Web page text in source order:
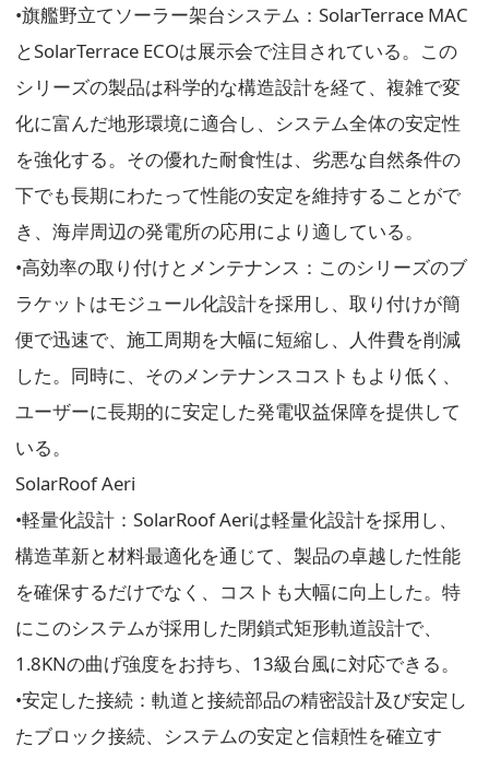
•旗艦野立てソーラー架台システム：SolarTerrace MAC
とSolarTerrace ECOは展示会で注目されている。この
シリーズの製品は科学的な構造設計を経て、複雑で変
化に富んだ地形環境に適合し、システム全体の安定性
を強化する。その優れた耐食性は、劣悪な自然条件の
下でも長期にわたって性能の安定を維持することがで
き、海岸周辺の発電所の応用により適している。
•高効率の取り付けとメンテナンス：このシリーズのブ
ラケットはモジュール化設計を採用し、取り付けが簡
便で迅速で、施工周期を大幅に短縮し、人件費を削減
した。同時に、そのメンテナンスコストもより低く、
ユーザーに長期的に安定した発電収益保障を提供して
いる。
SolarRoof Aeri
•軽量化設計：SolarRoof Aeriは軽量化設計を採用し、
構造革新と材料最適化を通じて、製品の卓越した性能
を確保するだけでなく、コストも大幅に向上した。特
にこのシステムが採用した閉鎖式矩形軌道設計で、
1.8KNの曲げ強度をお持ち、13級台風に対応できる。
•安定した接続：軌道と接続部品の精密設計及び安定し
たブロック接続、システムの安定と信頼性を確立す